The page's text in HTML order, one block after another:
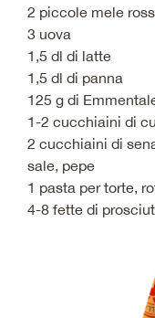
2 piccole mele
3 uova
1,5 dl di latte
1,5 dl di panna
125 g di
1-2 cucchiaini di
2 cucchiaini di
sale, pepe
1 pasta per torte,
4-8 fette di